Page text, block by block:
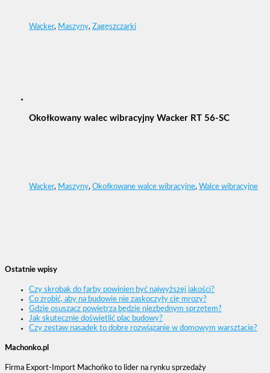
Wacker, Maszyny, Zagęszczarki
Okołkowany walec wibracyjny Wacker RT 56-SC
Wacker, Maszyny, Okołkowane walce wibracyjne, Walce wibracyjne
Ostatnie wpisy
Czy skrobak do farby powinien być najwyższej jakości?
Co zrobić, aby na budowie nie zaskoczyły cię mrozy?
Gdzie osuszacz powietrza będzie niezbędnym sprzętem?
Jak skutecznie doświetlić plac budowy?
Czy zestaw nasadek to dobre rozwiązanie w domowym warsztacie?
Machonko.pl
Firma Export-Import Machońko to lider na rynku sprzedaży